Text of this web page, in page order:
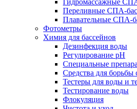
Гидромассажные
Переливные СПА-
Плавательные СПА-
Фотометры
Химия для бассейнов
Дезинфекция воды
Регулирование pH
Специальные
Средства для борьбы
Тестеры для воды и
Тестирование воды
Флокуляция